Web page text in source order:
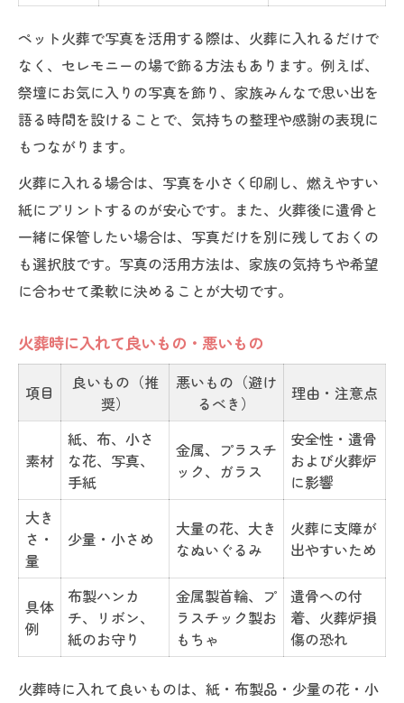
ペット火葬で写真を活用する際は、火葬に入れるだけで
なく、セレモニーの場で飾る方法もあります。例えば、
祭壇にお気に入りの写真を飾り、家族みんなで思い出を
語る時間を設けることで、気持ちの整理や感謝の表現に
もつながります。
火葬に入れる場合は、写真を小さく印刷し、燃えやすい
紙にプリントするのが安心です。また、火葬後に遺骨と
一緒に保管したい場合は、写真だけを別に残しておくの
も選択肢です。写真の活用方法は、家族の気持ちや希望
に合わせて柔軟に決めることが大切です。
火葬時に入れて良いもの・悪いもの
項目
良いもの（推
奨）
悪いもの（避け
るべき）
理由・注意点
素材
紙、布、小さ
な花、写真、
手紙
金属、プラスチ
ック、ガラス
安全性・遺骨
および火葬炉
に影響
大き
さ・
量
少量・小さめ
大量の花、大き
なぬいぐるみ
火葬に支障が
出やすいため
具体
例
布製ハンカ
チ、リボン、
紙のお守り
金属製首輪、プ
ラスチック製お
もちゃ
遺骨への付
着、火葬炉損
傷の恐れ
火葬時に入れて良いものは、紙・布製品・少量の花・小